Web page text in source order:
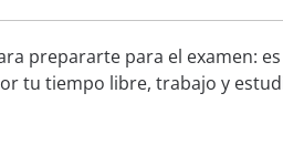
prepararte para el examen:
tu tiempo libre, trabajo y